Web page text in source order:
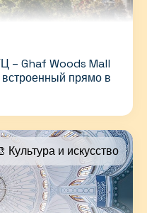
– Ghaf Woods Mall
прямо в
Культура и искусство